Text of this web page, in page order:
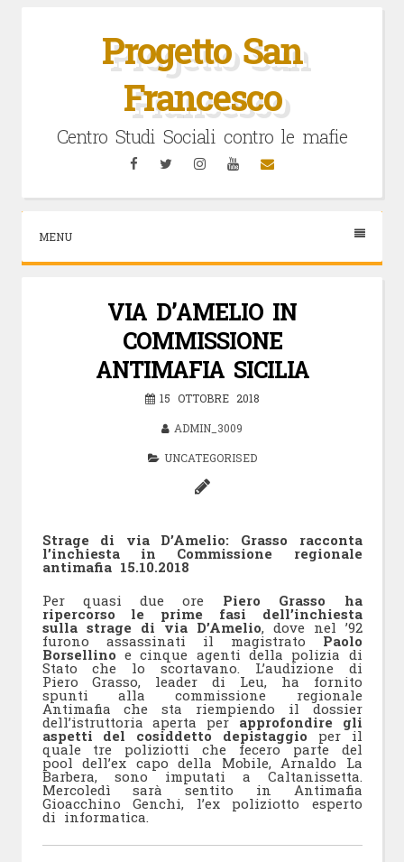
Progetto San
Francesco
Centro Studi Sociali contro le mafie
FacebookTwitterInstagramYouTubeEmail
MENU
VIA D’AMELIO IN
COMMISSIONE
ANTIMAFIA SICILIA
15 OTTOBRE 2018
ADMIN_3009
UNCATEGORISED
Strage di via D’Amelio: Grasso racconta
l’inchiesta in Commissione regionale
antimafia 15.10.2018
Per quasi due ore Piero Grasso ha
ripercorso le prime fasi dell’inchiesta
sulla strage di via D’Amelio, dove nel ’92
furono assassinati il magistrato Paolo
Borsellino e cinque agenti della polizia di
Stato che lo scortavano. L’audizione di
Piero Grasso, leader di Leu, ha fornito
spunti alla commissione regionale
Antimafia che sta riempiendo il dossier
dell’istruttoria aperta per approfondire gli
aspetti del cosiddetto depistaggio per il
quale tre poliziotti che fecero parte del
pool dell’ex capo della Mobile, Arnaldo La
Barbera, sono imputati a Caltanissetta.
Mercoledì sarà sentito in Antimafia
Gioacchino Genchi, l’ex poliziotto esperto
di informatica.